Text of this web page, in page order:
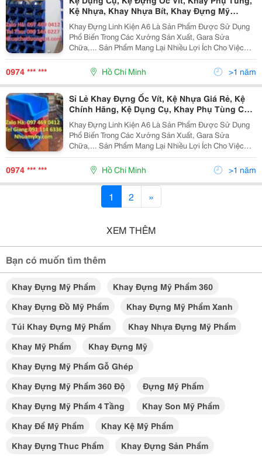
Kệ Nhựa, Khay Nhựa Bít, Khay Đựng Mỹ
Phẩm, Khay Đựng Dụng Cụ Cơ Khí,Khay Linh
Kiện, Kệ Đựng Linh Kiện, Hộp Nhựa, Thùng
Nhựa, Khay Đựng Thiết Bị Điện,
Khay Đựng Linh Kiện A6 Là Sản Phẩm Được Sử Dụng
Phổ Biến Trong Các Xưởng Sản Xuất, Gara Sửa
Chữa,... Sản Phẩm Mang Lại Nhiều Lợi Ích Cho Việc
Lưu Trữ Và Bảo Quản Linh Kiện, Giúp Tiết Kiệm Không
Gian, Đảm Bảo An Toàn Và Dễ Dàng Tìm Kiếm Khi Cần
Thiết....
0974 *** *** Hồ Chí Minh >1 năm
Sỉ Lẻ Khay Đựng Ốc Vít, Kệ Nhựa Giá Rẻ, Kệ
Chính Hãng, Kệ Dụng Cụ, Khay Phụ Tùng Cỡ
Trung, Hộp Nhựa Duy Tân,Khay Đựng Linh
Kiện Điện Tử, Kệ Đại, Khay Nhựa Bít, Khay
Đựng Mỹ Phẩm, Thùng Nhựa Tp Hcm, Khay
Nhựa Xanh Giá Rẻ
Khay Đựng Linh Kiện A6 Là Sản Phẩm Được Sử Dụng
Phổ Biến Trong Các Xưởng Sản Xuất, Gara Sửa
Chữa,... Sản Phẩm Mang Lại Nhiều Lợi Ích Cho Việc
Lưu Trữ Và Bảo Quản Linh Kiện, Giúp Tiết Kiệm Không
Gian, Đảm Bảo An Toàn Và Dễ Dàng Tìm Kiếm Khi Cần
Thiết....
0974 *** *** Hồ Chí Minh >1 năm
1 2 »
XEM THÊM
Bạn có muốn tìm thêm
Khay Đựng Mỹ Phẩm
Khay Đựng Mỹ Phẩm 360
Khay Đựng Đồ Mỹ Phẩm
Khay Đựng Mỹ Phẩm Xanh
Túi Khay Đựng Mỹ Phẩm
Khay Nhựa Đựng Mỹ Phẩm
Khay Mỹ Phẩm
Khay Đựng Mỹ
Khay Đựng Mỹ Phẩm Gỗ Ghép
Khay Đựng Mỹ Phẩm 360 Độ
Đựng Mỹ Phẩm
Khay Đựng Mỹ Phẩm 4 Tầng
Khay Son Mỹ Phẩm
Khay Để Mỹ Phẩm
Khay Kệ Mỹ Phẩm
Khay Đựng Thuc Phẩm
Khay Đựng Sản Phẩm